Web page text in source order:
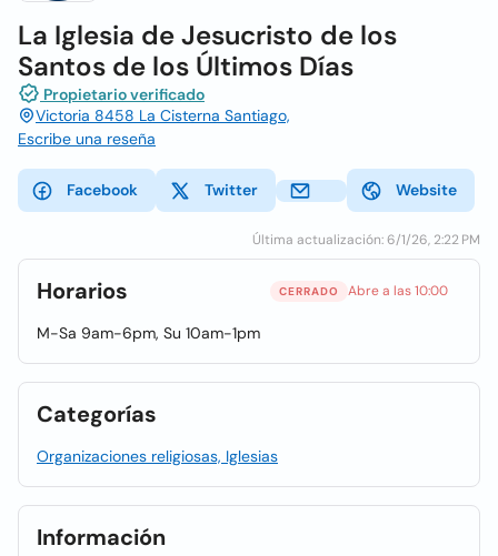
La Iglesia de Jesucristo de los
Santos de los Últimos Días
Propietario verificado
Victoria 8458 La Cisterna Santiago,
Escribe una reseña
Facebook Twitter Website
Última actualización: 6/1/26, 2:22 PM
Horarios CERRADO Abre a las 10:00
M-Sa 9am-6pm, Su 10am-1pm
Categorías
Organizaciones religiosas, Iglesias
Información